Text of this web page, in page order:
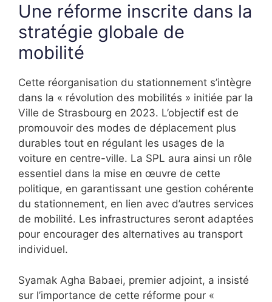
Une réforme inscrite dans la
stratégie globale de
mobilité
Cette réorganisation du stationnement s’intègre
dans la « révolution des mobilités » initiée par la
Ville de Strasbourg en 2023. L’objectif est de
promouvoir des modes de déplacement plus
durables tout en régulant les usages de la
voiture en centre-ville. La SPL aura ainsi un rôle
essentiel dans la mise en œuvre de cette
politique, en garantissant une gestion cohérente
du stationnement, en lien avec d’autres services
de mobilité. Les infrastructures seront adaptées
pour encourager des alternatives au transport
individuel.
Syamak Agha Babaei, premier adjoint, a insisté
sur l’importance de cette réforme pour «